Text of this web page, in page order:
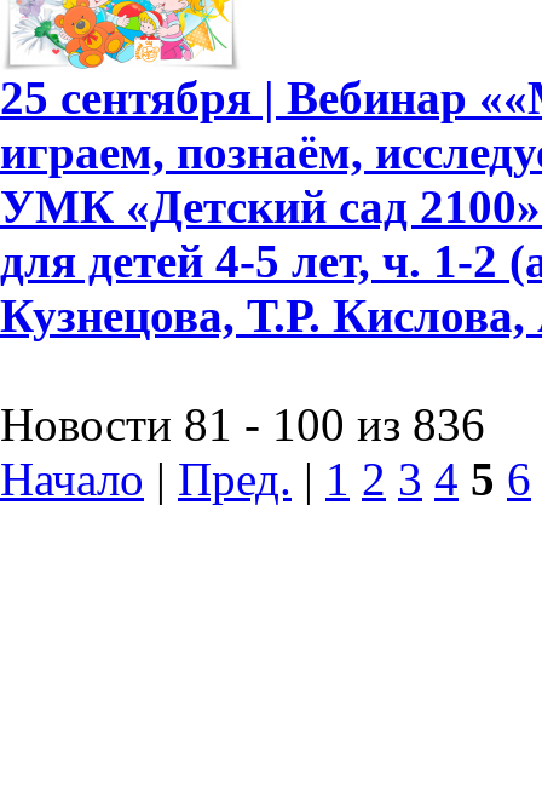
25 сентября | Вебинар
играем, познаём,
УМК «Детский сад
для детей 4-5 лет, ч. 1-
Кузнецова, Т.Р.
Новости 81 - 100 из 836
Начало | Пред. | 1 2 3 4 5 6